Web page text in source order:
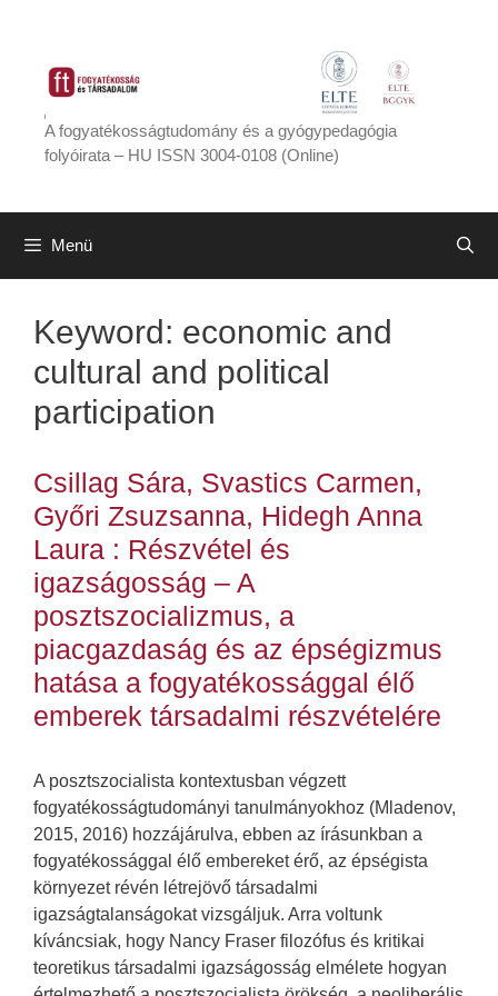
tartalomba
A fogyatékosságtudomány és a gyógypedagógia
folyóirata – HU ISSN 3004-0108 (Online)
Menü
Keyword: economic and
cultural and political
participation
Csillag Sára, Svastics Carmen,
Győri Zsuzsanna, Hidegh Anna
Laura : Részvétel és
igazságosság – A
posztszocializmus, a
piacgazdaság és az épségizmus
hatása a fogyatékossággal élő
emberek társadalmi részvételére
A posztszocialista kontextusban végzett
fogyatékosságtudományi tanulmányokhoz (Mladenov,
2015, 2016) hozzájárulva, ebben az írásunkban a
fogyatékossággal élő embereket érő, az épségista
környezet révén létrejövő társadalmi
igazságtalanságokat vizsgáljuk. Arra voltunk
kíváncsiak, hogy Nancy Fraser filozófus és kritikai
teoretikus társadalmi igazságosság elmélete hogyan